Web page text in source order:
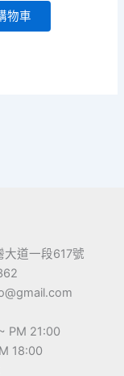
物車
道一段617號
PM 21:00
18:00